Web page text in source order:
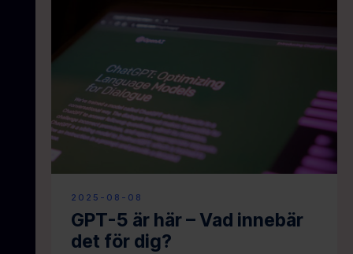
2025-08-08
GPT-5 är här – Vad innebär
det för dig?